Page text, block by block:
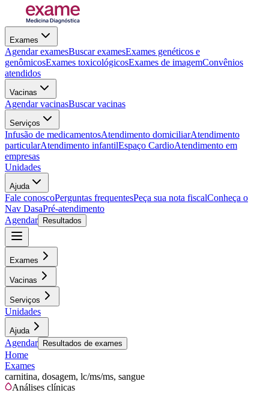
Exames
Agendar examesBuscar examesExames genéticos e
genômicosExames toxicológicosExames de imagemConvênios
atendidos
Vacinas
Agendar vacinasBuscar vacinas
Serviços
Infusão de medicamentosAtendimento domiciliarAtendimento
particularAtendimento infantilEspaço CardioAtendimento em
empresas
Unidades
Ajuda
Fale conoscoPerguntas frequentesPeça sua nota fiscalConheça o
Nav DasaPré-atendimento
Agendar
Resultados
Exames
Vacinas
Serviços
Unidades
Ajuda
Agendar Resultados de exames
Home
Exames
carnitina, dosagem, lc/ms/ms, sangue
Análises clínicas